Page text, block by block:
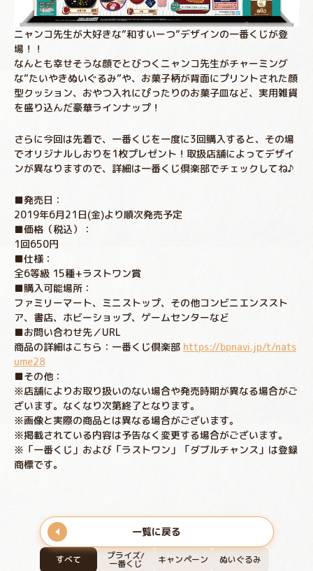
すべて プライズ/
一番くじ キャンペーン ぬいぐるみ
ニャンコ先生が大好きな”和すいーつ”デザインの一番くじが登
場！！
なんとも幸せそうな顔でとびつくニャンコ先生がチャーミング
な”たいやきぬいぐるみ”や、お菓子柄が背面にプリントされた顔
型クッション、おやつ入れにぴったりのお菓子皿など、実用雑貨
を盛り込んだ豪華ラインナップ！
さらに今回は先着で、一番くじを一度に3回購入すると、その場
でオリジナルしおりを1枚プレゼント！取扱店舗によってデザイ
ンが異なりますので、詳細は一番くじ倶楽部でチェックしてね♪
■発売日：
2019年6月21日(金)より順次発売予定
■価格（税込）：
1回650円
■仕様：
全6等級 15種+ラストワン賞
■購入可能場所：
ファミリーマート、ミニストップ、その他コンビニエンススト
ア、書店、ホビーショップ、ゲームセンターなど
■お問い合わせ先／URL
商品の詳細はこちら：一番くじ倶楽部 https://bpnavi.jp/t/nats
ume28
■その他：
※店舗によりお取り扱いのない場合や発売時期が異なる場合がご
ざいます。なくなり次第終了となります。
※画像と実際の商品とは異なる場合がございます。
※掲載されている内容は予告なく変更する場合がございます。
※「一番くじ」および「ラストワン」「ダブルチャンス」は登録
商標です。
一覧に戻る